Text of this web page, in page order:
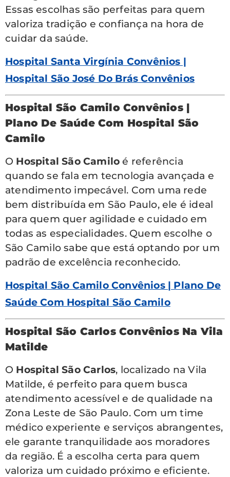
Essas escolhas são perfeitas para quem
valoriza tradição e confiança na hora de
cuidar da saúde.
Hospital Santa Virgínia Convênios |
Hospital São José Do Brás Convênios
Hospital São Camilo Convênios |
Plano De Saúde Com Hospital São
Camilo
O Hospital São Camilo é referência
quando se fala em tecnologia avançada e
atendimento impecável. Com uma rede
bem distribuída em São Paulo, ele é ideal
para quem quer agilidade e cuidado em
todas as especialidades. Quem escolhe o
São Camilo sabe que está optando por um
padrão de excelência reconhecido.
Hospital São Camilo Convênios | Plano De
Saúde Com Hospital São Camilo
Hospital São Carlos Convênios Na Vila
Matilde
O Hospital São Carlos, localizado na Vila
Matilde, é perfeito para quem busca
atendimento acessível e de qualidade na
Zona Leste de São Paulo. Com um time
médico experiente e serviços abrangentes,
ele garante tranquilidade aos moradores
da região. É a escolha certa para quem
valoriza um cuidado próximo e eficiente.